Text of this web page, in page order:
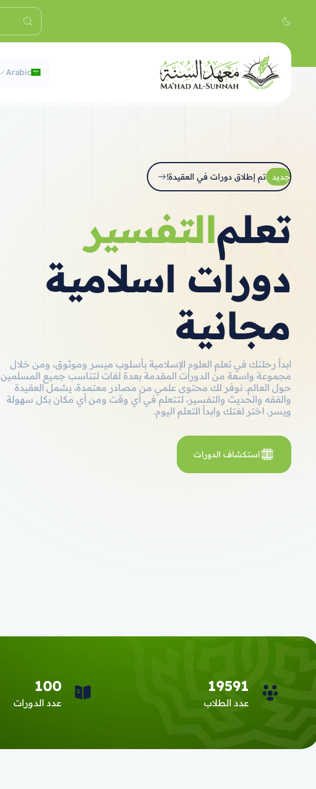
Arabic
جديد تم إطلاق دورات في العقيدة!
تعلمالحديث
دورات اسلامية
مجانية
ابدأ رحلتك في تعلم العلوم الإسلامية بأسلوب ميسر وموثوق، ومن خلال
مجموعة واسعة من الدورات المقدمة بعدة لغات لتناسب جميع المسلمين
حول العالم. نوفر لك محتوى علمي من مصادر معتمدة، يشمل العقيدة
والفقه والحديث والتفسير، لتتعلم في أي وقت ومن أي مكان بكل سهولة
ويسر. اختر لغتك وابدأ التعلم اليوم.
استكشاف الدورات
19591
عدد الطلاب
100
عدد الدورات